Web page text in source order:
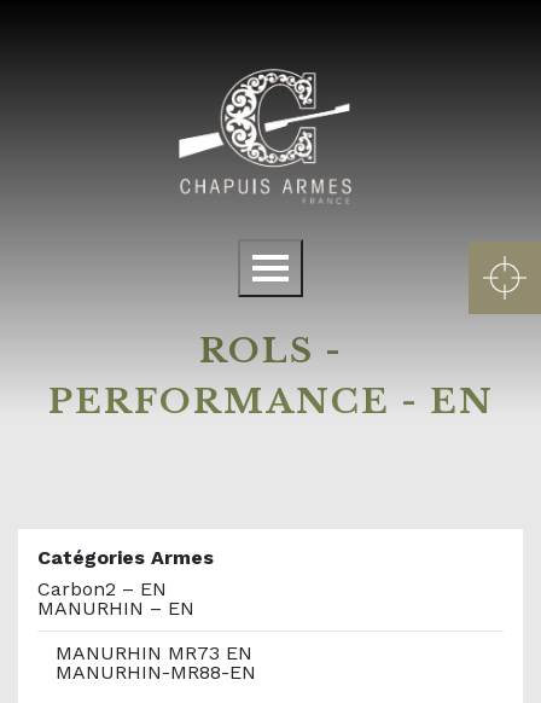
Menu
ROLS -
PERFORMANCE - EN
Catégories Armes
Carbon2 – EN
MANURHIN – EN
MANURHIN MR73 EN
MANURHIN-MR88-EN